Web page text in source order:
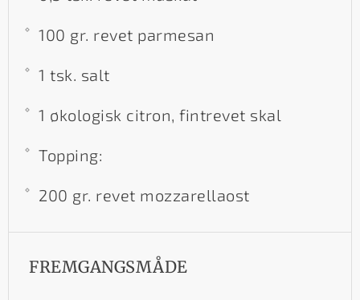
100 gr. revet parmesan
1 tsk. salt
1 økologisk citron, fintrevet skal
Topping:
200 gr. revet mozzarellaost
FREMGANGSMÅDE